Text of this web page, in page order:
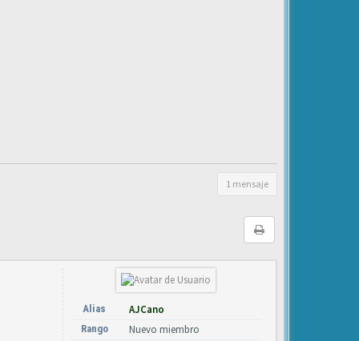
1 mensaje
Alias AJCano
Rango Nuevo miembro